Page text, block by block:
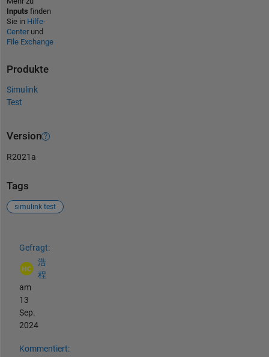
Inputs finden
Sie in Hilfe-
Centerund
File Exchange
Produkte
Simulink
Test
Version
R2021a
Tags
simulink test
Gefragt:
浩
程
am
13
Sep.
2024
Kommentiert: